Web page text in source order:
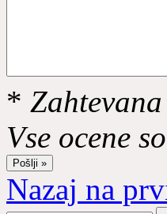
*
Vse ocene
Nazaj na